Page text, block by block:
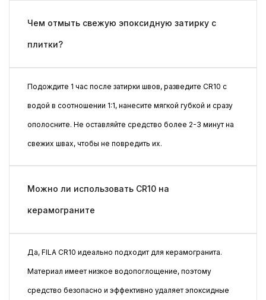
Чем отмыть свежую эпоксидную затирку с
плитки?
Подождите 1 час после затирки швов, разведите CR10 с
водой в соотношении 1:1, нанесите мягкой губкой и сразу
ополосните. Не оставляйте средство более 2-3 минут на
свежих швах, чтобы не повредить их.
Можно ли использовать CR10 на
керамограните
Да, FILA CR10 идеально подходит для керамогранита.
Материал имеет низкое водопоглощение, поэтому
средство безопасно и эффективно удаляет эпоксидные